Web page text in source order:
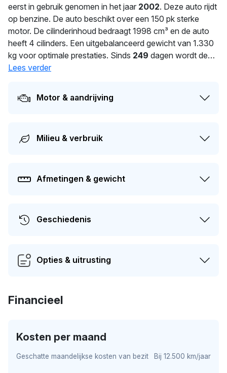
eerst in gebruik genomen in het jaar 2002. Deze auto rijdt
op benzine. De auto beschikt over een 150 pk sterke
motor. De cilinderinhoud bedraagt 1998 cm³ en de auto
heeft 4 cilinders. Een uitgebalanceerd gewicht van 1.330
kg voor optimale prestaties. Sinds 249 dagen wordt deze
auto bereden door de huidige eigenaar. De APK is geldig
Lees verder
Motor & aandrijving
Milieu & verbruik
Afmetingen & gewicht
Geschiedenis
Opties & uitrusting
Financieel
Kosten per maand
Geschatte maandelijkse kosten van bezit Bij 12.500 km/jaar